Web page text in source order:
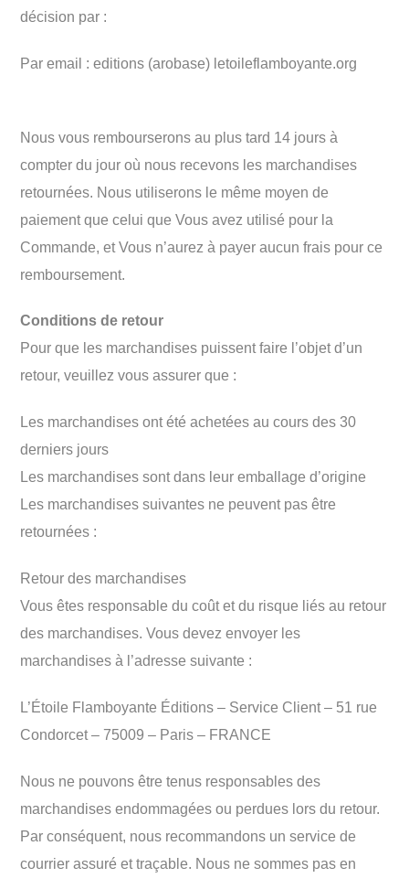
décision par :
Par email : editions (arobase) letoileflamboyante.org
Nous vous rembourserons au plus tard 14 jours à
compter du jour où nous recevons les marchandises
retournées. Nous utiliserons le même moyen de
paiement que celui que Vous avez utilisé pour la
Commande, et Vous n’aurez à payer aucun frais pour ce
remboursement.
Conditions de retour
Pour que les marchandises puissent faire l’objet d’un
retour, veuillez vous assurer que :
Les marchandises ont été achetées au cours des 30
derniers jours
Les marchandises sont dans leur emballage d’origine
Les marchandises suivantes ne peuvent pas être
retournées :
Retour des marchandises
Vous êtes responsable du coût et du risque liés au retour
des marchandises. Vous devez envoyer les
marchandises à l’adresse suivante :
L’Étoile Flamboyante Éditions – Service Client – 51 rue
Condorcet – 75009 – Paris – FRANCE
Nous ne pouvons être tenus responsables des
marchandises endommagées ou perdues lors du retour.
Par conséquent, nous recommandons un service de
courrier assuré et traçable. Nous ne sommes pas en